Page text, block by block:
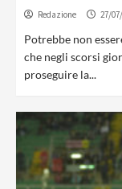
Redazione 27/
Potrebbe non
che negli scorsi
proseguire la...